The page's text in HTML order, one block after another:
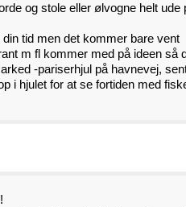
og stole eller ølvogne helt ude
tid men det kommer bare vent
m fl kommer med på ideen så
-pariserhjul på havnevej,
i hjulet for at se fortiden med